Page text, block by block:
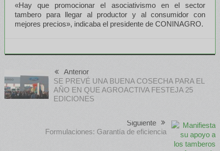
«Hay que promocionar el asociativismo en el sector
tambero para llegar al productor y al consumidor con
mejores precios», indicaba el presidente de CONINAGRO.
Anterior
SE PREVÉ UNA BUENA COSECHA PARA EL
AÑO EN QUE AGROACTIVA FESTEJA 25
EDICIONES
Siguiente
Formulaciones: Garantía de eficiencia